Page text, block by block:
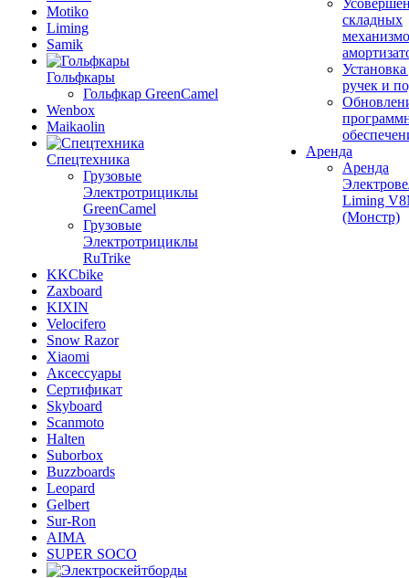
Motiko
Liming
Samik
Гольфкары
Гольфкар GreenCamel
Wenbox
Maikaolin
Спецтехника
Грузовые
Электротрициклы
GreenCamel
Грузовые
Электротрициклы
RuTrike
KKCbike
Zaxboard
KIXIN
Velocifero
Snow Razor
Xiaomi
Аксессуары
Сертификат
Skyboard
Scanmoto
Halten
Suborbox
Buzzboards
Leopard
Gelbert
Sur-Ron
AIMA
SUPER SOCO
складных
ручек и
Аренда
Аренда
Liming
(Монстр)